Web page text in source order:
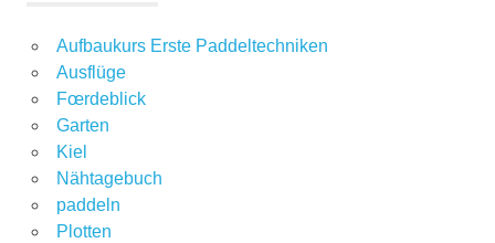
Aufbaukurs Erste Paddeltechniken
Ausflüge
Fœrdeblick
Garten
Kiel
Nähtagebuch
paddeln
Plotten